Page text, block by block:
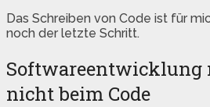
Das Schreiben von Code ist für
noch der letzte Schritt.
Softwareentwicklung
nicht beim Code